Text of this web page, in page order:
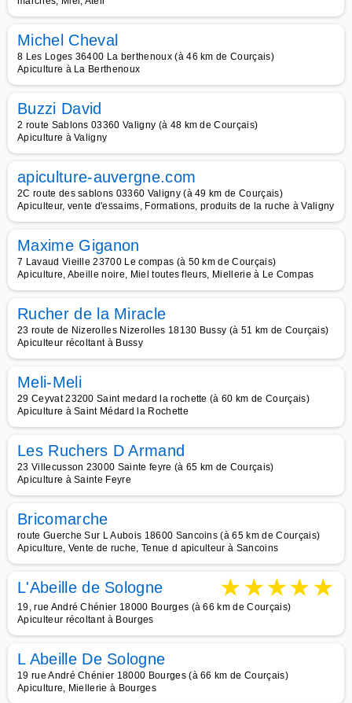
Michel Cheval
8 Les Loges 36400 La berthenoux (à 46 km de Courçais)
Apiculture à La Berthenoux
Buzzi David
2 route Sablons 03360 Valigny (à 48 km de Courçais)
Apiculture à Valigny
apiculture-auvergne.com
2C route des sablons 03360 Valigny (à 49 km de Courçais)
Apiculteur, vente d'essaims, Formations, produits de la ruche à Valigny
Maxime Giganon
7 Lavaud Vieille 23700 Le compas (à 50 km de Courçais)
Apiculture, Abeille noire, Miel toutes fleurs, Miellerie à Le Compas
Rucher de la Miracle
23 route de Nizerolles Nizerolles 18130 Bussy (à 51 km de Courçais)
Apiculteur récoltant à Bussy
Meli-Meli
29 Ceyvat 23200 Saint medard la rochette (à 60 km de Courçais)
Apiculture à Saint Médard la Rochette
Les Ruchers D Armand
23 Villecusson 23000 Sainte feyre (à 65 km de Courçais)
Apiculture à Sainte Feyre
Bricomarche
route Guerche Sur L Aubois 18600 Sancoins (à 65 km de Courçais)
Apiculture, Vente de ruche, Tenue d apiculteur à Sancoins
L'Abeille de Sologne ★★★★★
19, rue André Chénier 18000 Bourges (à 66 km de Courçais)
Apiculteur récoltant à Bourges
L Abeille De Sologne
19 rue André Chénier 18000 Bourges (à 66 km de Courçais)
Apiculture, Miellerie à Bourges